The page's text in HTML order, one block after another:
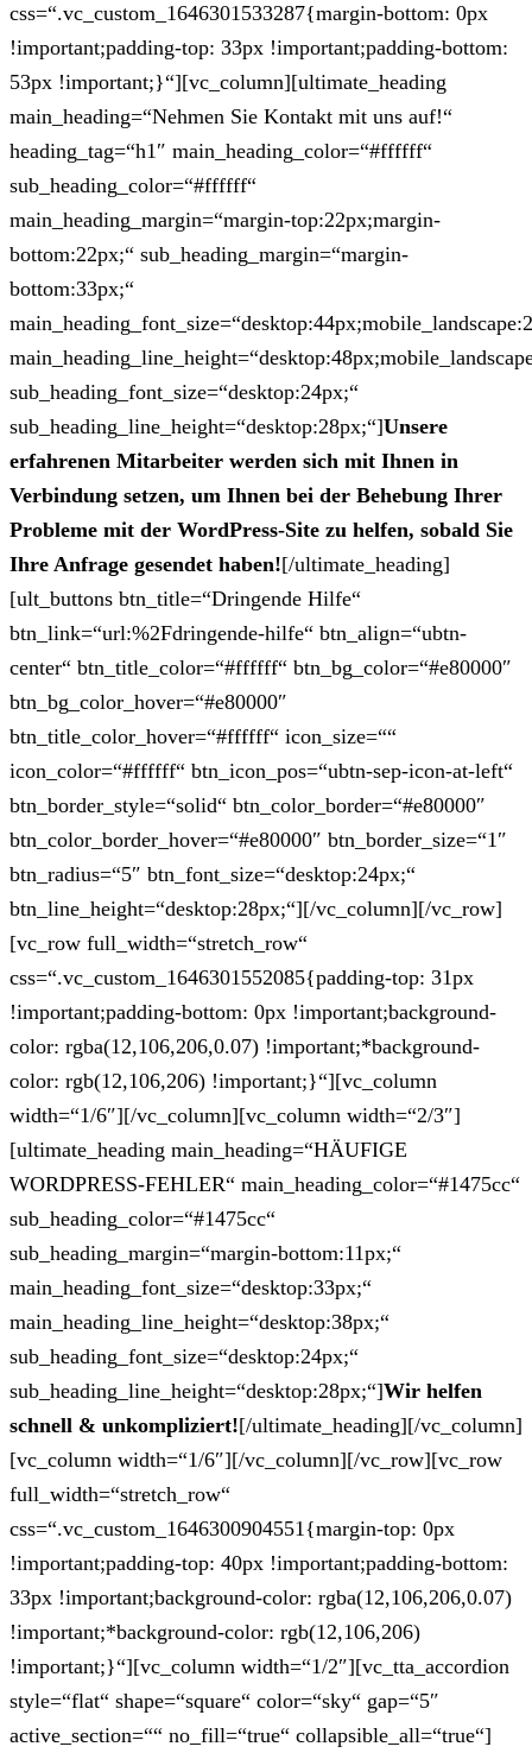
css=“.vc_custom_1646301533287{margin-bottom: 0px
!important;padding-top: 33px !important;padding-bottom:
53px !important;}“][vc_column][ultimate_heading
main_heading=“Nehmen Sie Kontakt mit uns auf!“
heading_tag=“h1″ main_heading_color=“#ffffff“
sub_heading_color=“#ffffff“
main_heading_margin=“margin-top:22px;margin-
bottom:22px;“ sub_heading_margin=“margin-
bottom:33px;“
sub_heading_font_size=“desktop:24px;“
sub_heading_line_height=“desktop:28px;“]Unsere
erfahrenen Mitarbeiter werden sich mit Ihnen in
Verbindung setzen, um Ihnen bei der Behebung Ihrer
Probleme mit der WordPress-Site zu helfen, sobald Sie
Ihre Anfrage gesendet haben![/ultimate_heading]
[ult_buttons btn_title=“Dringende Hilfe“
btn_link=“url:%2Fdringende-hilfe“ btn_align=“ubtn-
center“ btn_title_color=“#ffffff“ btn_bg_color=“#e80000″
btn_bg_color_hover=“#e80000″
btn_title_color_hover=“#ffffff“ icon_size=““
icon_color=“#ffffff“ btn_icon_pos=“ubtn-sep-icon-at-left“
btn_border_style=“solid“ btn_color_border=“#e80000″
btn_color_border_hover=“#e80000″ btn_border_size=“1″
btn_radius=“5″ btn_font_size=“desktop:24px;“
btn_line_height=“desktop:28px;“][/vc_column][/vc_row]
[vc_row full_width=“stretch_row“
css=“.vc_custom_1646301552085{padding-top: 31px
!important;padding-bottom: 0px !important;background-
color: rgba(12,106,206,0.07) !important;*background-
color: rgb(12,106,206) !important;}“][vc_column
width=“1/6″][/vc_column][vc_column width=“2/3″]
[ultimate_heading main_heading=“HÄUFIGE
WORDPRESS-FEHLER“ main_heading_color=“#1475cc“
sub_heading_color=“#1475cc“
sub_heading_margin=“margin-bottom:11px;“
main_heading_font_size=“desktop:33px;“
main_heading_line_height=“desktop:38px;“
sub_heading_font_size=“desktop:24px;“
sub_heading_line_height=“desktop:28px;“]Wir helfen
schnell & unkompliziert![/ultimate_heading][/vc_column]
[vc_column width=“1/6″][/vc_column][/vc_row][vc_row
full_width=“stretch_row“
css=“.vc_custom_1646300904551{margin-top: 0px
!important;padding-top: 40px !important;padding-bottom:
33px !important;background-color: rgba(12,106,206,0.07)
!important;*background-color: rgb(12,106,206)
!important;}“][vc_column width=“1/2″][vc_tta_accordion
style=“flat“ shape=“square“ color=“sky“ gap=“5″
active_section=““ no_fill=“true“ collapsible_all=“true“]